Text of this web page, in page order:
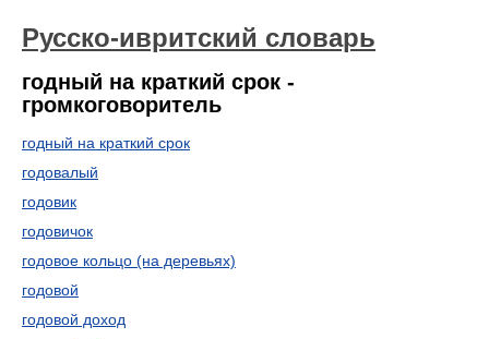
Русско-ивритский словарь
годный на краткий срок -
громкоговоритель
годный на краткий срок
годовалый
годовик
годовичок
годовое кольцо (на деревьях)
годовой
годовой доход